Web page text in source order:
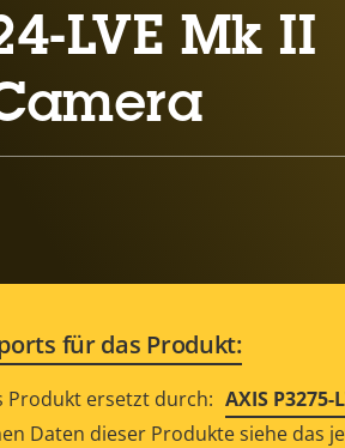
LVE Mk II
für das Produkt:
Produkt ersetzt durch: AXIS P3275-
Daten dieser Produkte siehe das